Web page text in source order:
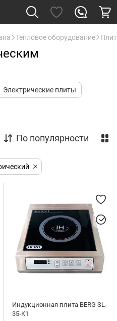
Тепловое оборудование
Электрические плиты
По популярности
Индукционная плита BERG SL-
35-K1